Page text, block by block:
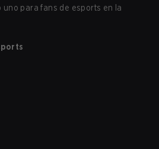
uno para fans de esports en la